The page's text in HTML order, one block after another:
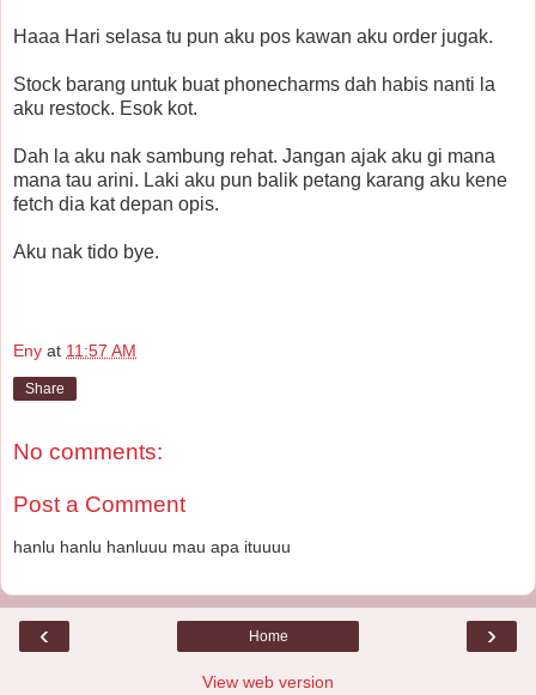
Haaa Hari selasa tu pun aku pos kawan aku order jugak.
Stock barang untuk buat phonecharms dah habis nanti la
aku restock. Esok kot.
Dah la aku nak sambung rehat. Jangan ajak aku gi mana
mana tau arini. Laki aku pun balik petang karang aku kene
fetch dia kat depan opis.
Aku nak tido bye.
Eny at 11:57 AM
Share
No comments:
Post a Comment
hanlu hanlu hanluuu mau apa ituuuu
‹ ›
Home
View web version